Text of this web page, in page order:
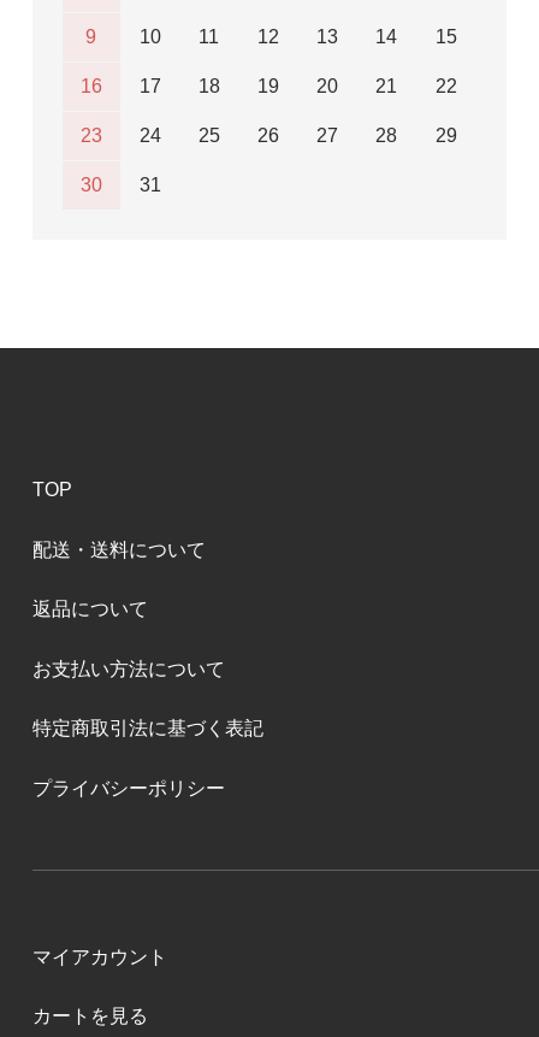
9 10 11 12 13 14 15
16 17 18 19 20 21 22
23 24 25 26 27 28 29
30 31
TOP
配送・送料について
返品について
お支払い方法について
特定商取引法に基づく表記
プライバシーポリシー
マイアカウント
カートを見る